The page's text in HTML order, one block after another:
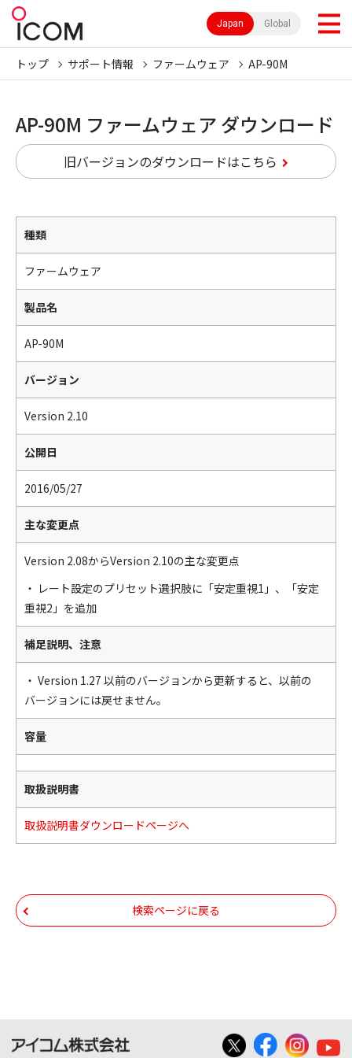
Japan Global
トップ サポート情報 ファームウェア AP-90M
AP-90M ファームウェア ダウンロード
旧バージョンのダウンロードはこちら
種類
ファームウェア
製品名
AP-90M
バージョン
Version 2.10
公開日
2016/05/27
主な変更点
Version 2.08からVersion 2.10の主な変更点
・ レート設定のプリセット選択肢に「安定重視1」、「安定
重視2」を追加
補足説明、注意
・ Version 1.27 以前のバージョンから更新すると、以前の
バージョンには戻せません。
容量
取扱説明書
取扱説明書ダウンロードページへ
検索ページに戻る